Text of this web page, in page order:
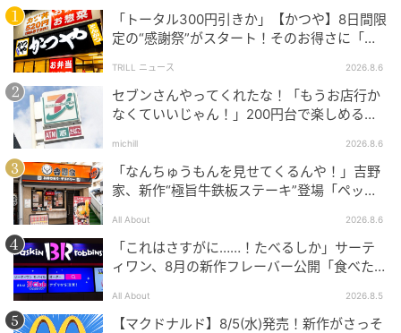
場所：ヨドバシ吉祥寺 1F正面入り口 キッチンカー出店
（東京都武蔵野市吉祥寺本町1-19-1） 営業時間：9:30
～22:00 ( L.O21:30 ) ※生地の状況によりL.O前に売切
れの可能性がございます。 ※基本毎日営業
※運営：株式会社L.B.Market
公式HP：https://streetchurros.jp/
（フォルサ）
元記事で読む
次の記事
「トータル300円引きか」【かつや】8日間限
定の“感謝祭”がスタート！そのお得さに「何
TRILL ニュース 2026.8.6
セブンさんやってくれたな！「もうお店行か
なくていいじゃん！」200円台で楽しめる本
michill 2026.8.6
「なんちゅうもんを見せてくるんや！」吉野
家、新作“極旨牛鉄板ステーキ”登場「ペッパ
All About 2026.8.6
「これはさすがに……！たべるしか」サーテ
ィワン、8月の新作フレーバー公開「食べた方
All About 2026.8.5
【マクドナルド】8/5(水)発売！新作がさっそ